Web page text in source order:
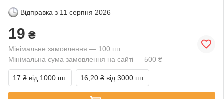
Відправка з 11 серпня 2026
19 ₴
Мінімальне замовлення — 100 шт.
Мінімальна сума замовлення на сайті — 500 ₴
17 ₴ від 1000 шт. 16,20 ₴ від 3000 шт.